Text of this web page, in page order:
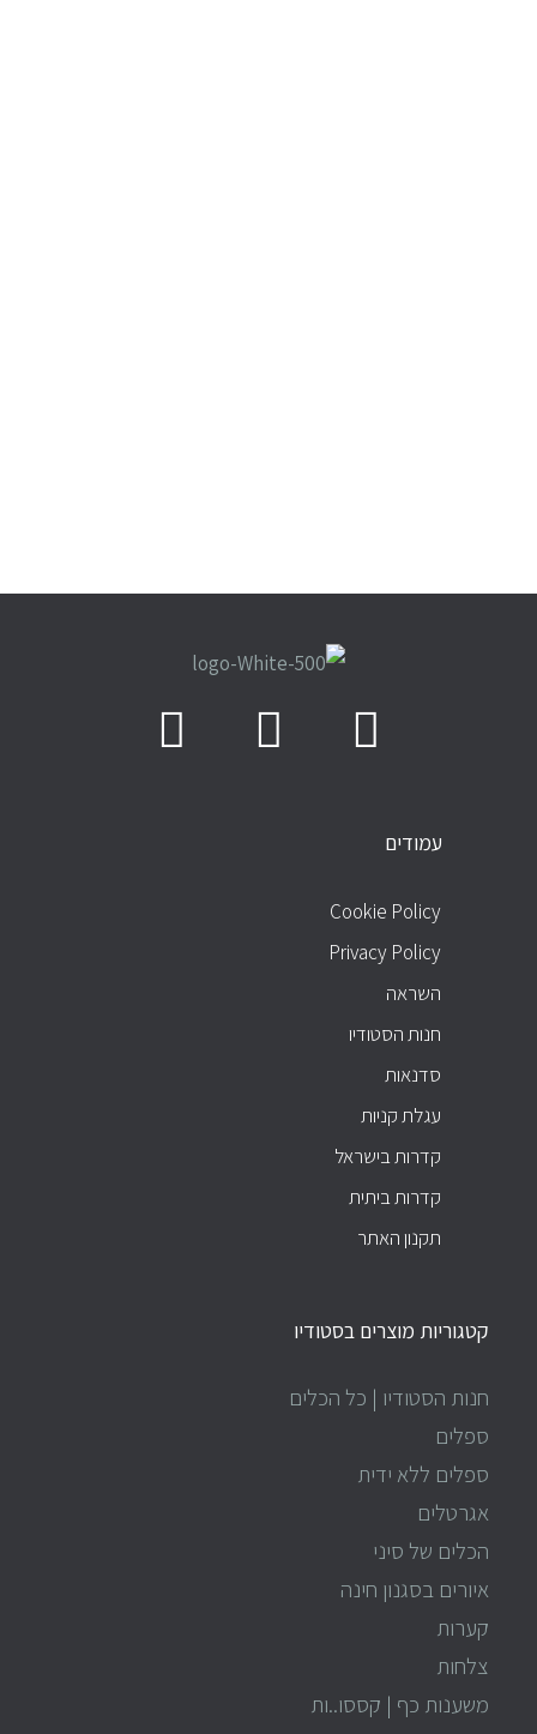
עמודים
עמודים
Cookie Policy
Privacy Policy
השראה
חנות הסטודיו
סדנאות
עגלת קניות
קדרות בישראל
קדרות ביתית
תקנון האתר
קטגוריות מוצרים בסטודיו
חנות הסטודיו | כל הכלים
ספלים
ספלים ללא ידית
אגרטלים
הכלים של סיני
איורים בסגנון חינה
קערות
צלחות
משענות כף | קססו..ות